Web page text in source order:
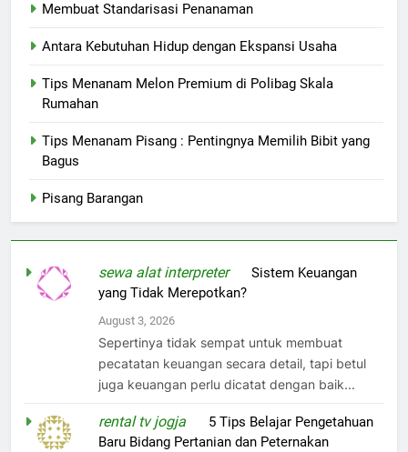
Membuat Standarisasi Penanaman
Antara Kebutuhan Hidup dengan Ekspansi Usaha
Tips Menanam Melon Premium di Polibag Skala
Rumahan
Tips Menanam Pisang : Pentingnya Memilih Bibit yang
Bagus
Pisang Barangan
sewa alat interpreteronSistem Keuangan
yang Tidak Merepotkan?
August 3, 2026
Sepertinya tidak sempat untuk membuat
pecatatan keuangan secara detail, tapi betul
juga keuangan perlu dicatat dengan baik...
rental tv jogja
5 Tips Belajar Pengetahuan
Baru Bidang Pertanian dan Peternakan